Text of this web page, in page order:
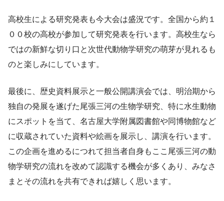
高校生による研究発表も今大会は盛況です。全国から約１
００校の高校が参加して研究発表を行います。高校生なら
ではの新鮮な切り口と次世代動物学研究の萌芽が見れるも
のと楽しみにしています。
最後に、歴史資料展示と一般公開講演会では、明治期から
独自の発展を遂げた尾張三河の生物学研究、特に水生動物
にスポットを当て、名古屋大学附属図書館や同博物館など
に収蔵されていた資料や絵画を展示し、講演を行います。
この企画を進めるにつれて担当者自身もここ尾張三河の動
物学研究の流れを改めて認識する機会が多くあり、みなさ
まとその流れを共有できれば嬉しく思います。